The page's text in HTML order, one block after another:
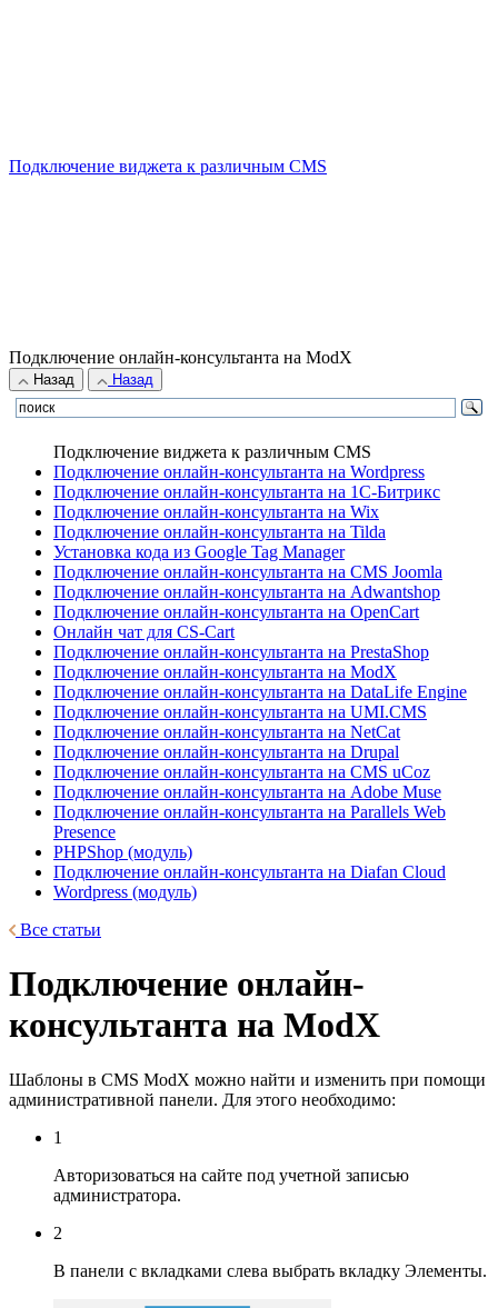
Подключение виджета к различным CMS
Подключение онлайн-консультанта на ModX
Назад Назад
Подключение виджета к различным CMS
Подключение онлайн-консультанта на Wordpress
Подключение онлайн-консультанта на 1С-Битрикс
Подключение онлайн-консультанта на Wix
Подключение онлайн-консультанта на Tilda
Установка кода из Google Tag Manager
Подключение онлайн-консультанта на CMS Joomla
Подключение онлайн-консультанта на Adwantshop
Подключение онлайн-консультанта на OpenCart
Онлайн чат для CS-Cart
Подключение онлайн-консультанта на PrestaShop
Подключение онлайн-консультанта на ModX
Подключение онлайн-консультанта на DataLife Engine
Подключение онлайн-консультанта на UMI.CMS
Подключение онлайн-консультанта на NetCat
Подключение онлайн-консультанта на Drupal
Подключение онлайн-консультанта на CMS uCoz
Подключение онлайн-консультанта на Adobe Muse
Подключение онлайн-консультанта на Parallels Web
Presence
PHPShop (модуль)
Подключение онлайн-консультанта на Diafan Cloud
Wordpress (модуль)
Все статьи
Подключение онлайн-
консультанта на ModX
Шаблоны в CMS ModX можно найти и изменить при помощи
административной панели. Для этого необходимо:
1
Авторизоваться на сайте под учетной записью
администратора.
2
В панели с вкладками слева выбрать вкладку Элементы.